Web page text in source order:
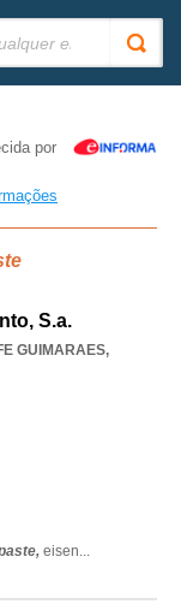
por
S.a.
GUIMARAES,
eisen...